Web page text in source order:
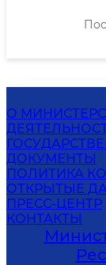
О
ДОКУМЕНТЫ
ПОЛИТИКА
ОТКРЫТЫЕ
ПРЕСС-ЦЕНТР
КОНТАКТЫ